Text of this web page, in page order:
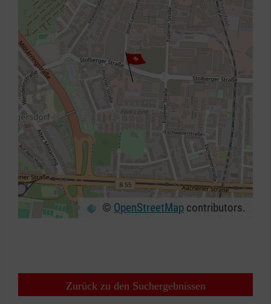
© OpenStreetMap contributors.
Zurück zu den Suchergebnissen